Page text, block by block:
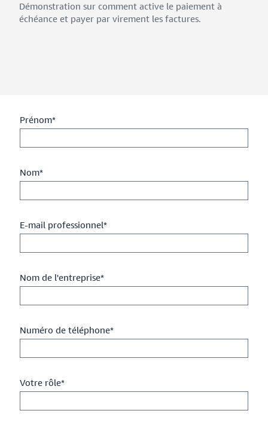
Démonstration sur comment active le paiement à
échéance et payer par virement les factures.
Prénom*
Nom*
E-mail professionnel*
Nom de l'entreprise*
Numéro de téléphone*
Votre rôle*